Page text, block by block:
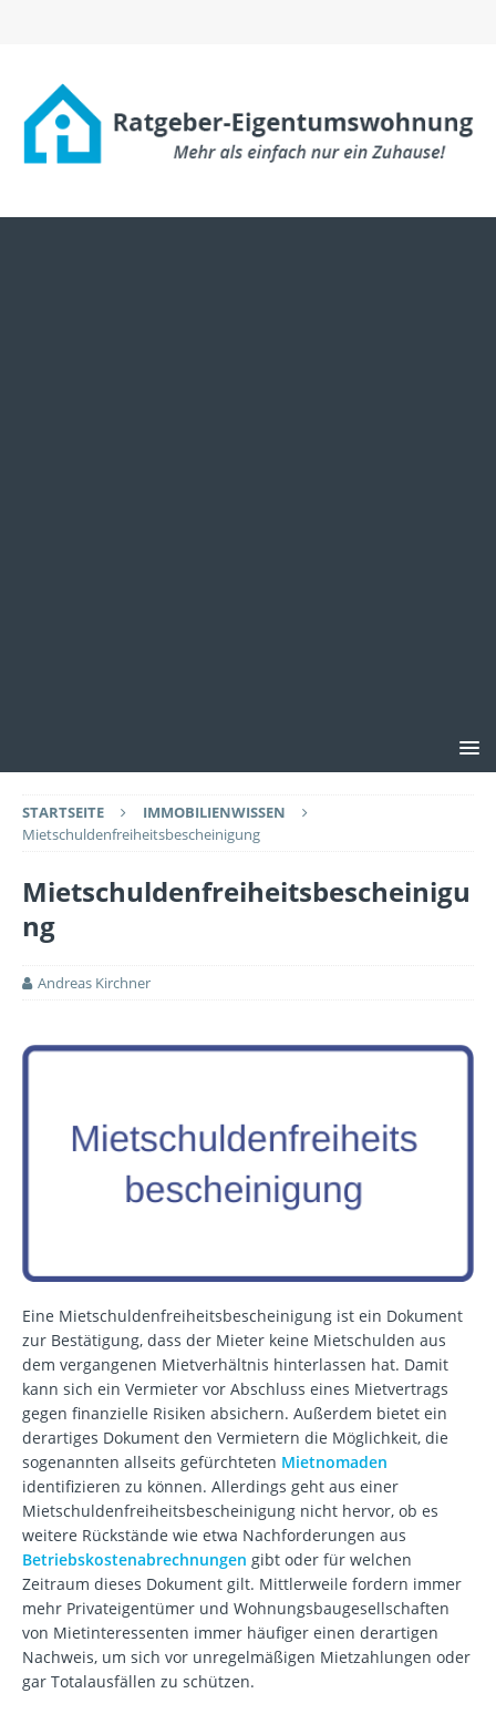
STARTSEITE
IMMOBILIENWISSEN
Mietschuldenfreiheitsbescheinigung
Mietschuldenfreiheitsbescheinigu
ng
Andreas Kirchner
Eine Mietschuldenfreiheitsbescheinigung ist ein Dokument
zur Bestätigung, dass der Mieter keine Mietschulden aus
dem vergangenen Mietverhältnis hinterlassen hat. Damit
kann sich ein Vermieter vor Abschluss eines Mietvertrags
gegen finanzielle Risiken absichern. Außerdem bietet ein
derartiges Dokument den Vermietern die Möglichkeit, die
sogenannten allseits gefürchteten Mietnomaden
identifizieren zu können. Allerdings geht aus einer
Mietschuldenfreiheitsbescheinigung nicht hervor, ob es
weitere Rückstände wie etwa Nachforderungen aus
Betriebskostenabrechnungen gibt oder für welchen
Zeitraum dieses Dokument gilt. Mittlerweile fordern immer
mehr Privateigentümer und Wohnungsbaugesellschaften
von Mietinteressenten immer häufiger einen derartigen
Nachweis, um sich vor unregelmäßigen Mietzahlungen oder
gar Totalausfällen zu schützen.